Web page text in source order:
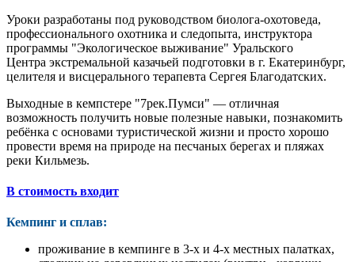
Уроки разработаны под руководством биолога-охотоведа,
профессионального охотника и следопыта, инструктора
программы "Экологическое выживание" Уральского
Центра экстремальной казачьей подготовки в г. Екатеринбург,
целителя и висцерального терапевта Сергея Благодатских.
Выходные в кемпстере "7рек.Пумси" — отличная
возможность получить новые полезные навыки, познакомить
ребёнка с основами туристической жизни и просто хорошо
провести время на природе на песчаных берегах и пляжах
реки Кильмезь.
В стоимость входит
Кемпинг и сплав:
проживание в кемпинге в 3-х и 4-х местных палатках,